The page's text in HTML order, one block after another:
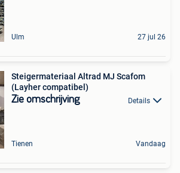
Ulm 27 jul 26
Steigermateriaal Altrad MJ Scafom
(Layher compatibel)
Zie omschrijving Details
Tienen Vandaag